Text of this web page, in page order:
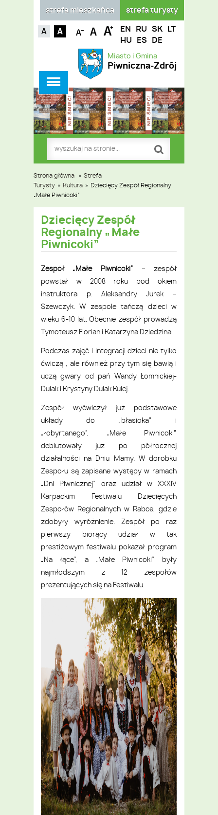
Miasto i Gmina
Piwniczna-Zdrój
EN RU SK
LT
HU
ES DE
strefa turysty
strefa mieszkańca
Strona główna » Strefa
Turysty » Kultura » Dziecięcy Zespół Regionalny
„Małe Piwnicoki”
Dziecięcy Zespół
Regionalny „Małe
Piwnicoki”
Zespół „Małe Piwnicoki” – zespół
powstał w 2008 roku pod okiem
instruktora p. Aleksandry Jurek –
Szewczyk. W zespole tańczą dzieci w
wieku 6-10 lat. Obecnie zespół prowadzą
Tymoteusz Florian i Katarzyna Dziedzina
Podczas zajęć i integracji dzieci nie tylko
ćwiczą , ale również przy tym się bawią i
uczą gwary od pań Wandy Łomnickiej-
Dulak i Krystyny Dulak Kulej.
Zespół wyćwiczył już podstawowe
układy do „błasioka” i
„łobyrtanego”. „Małe Piwnicoki”
debiutowały już po półrocznej
działalności na Dniu Mamy. W dorobku
Zespołu są zapisane występy w ramach
„Dni Piwnicznej” oraz udział w XXXIV
Karpackim Festiwalu Dziecięcych
Zespołów Regionalnych w Rabce, gdzie
zdobyły wyróżnienie. Zespół po raz
pierwszy biorący udział w tak
prestiżowym festiwalu pokazał program
„Na łące”, a „Małe Piwnicoki” były
najmłodszym z 12 zespołów
prezentujących się na Festiwalu.